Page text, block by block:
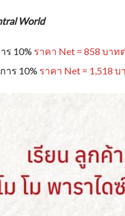
World
ร 10% ราคา Net = 858 บา
าร 10% ราคา Net = 1,518